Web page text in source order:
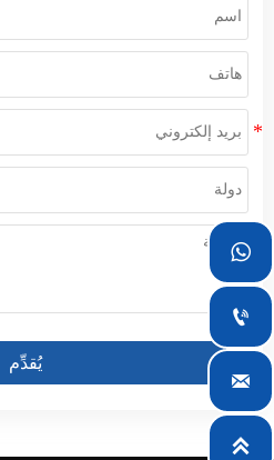
يُقدِّم



